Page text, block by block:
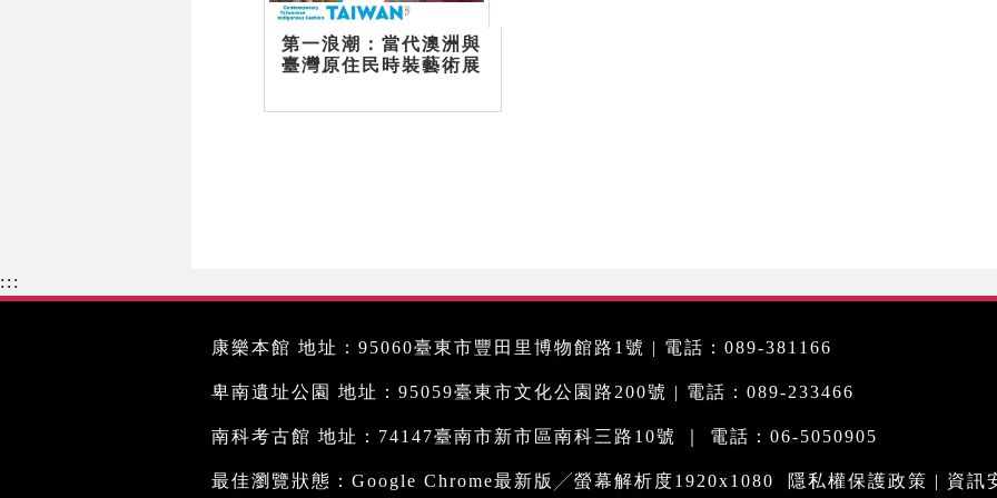
第一浪潮：當代澳洲與
臺灣原住民時裝藝術展
:::
康樂本館 地址：95060臺東市豐田里博物館路1號 | 電話：089-381166
卑南遺址公園 地址：95059臺東市文化公園路200號 | 電話：089-233466
南科考古館 地址：74147臺南市新市區南科三路10號 ｜ 電話：06-5050905
最佳瀏覽狀態：Google Chrome最新版╱螢幕解析度1920x1080 隱私權保護政策 | 資訊